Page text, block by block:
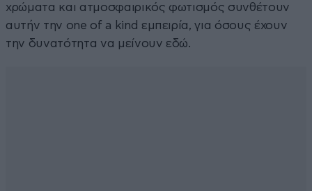
χρώματα και ατμοσφαιρικός φωτισμός συνθέτουν
αυτήν την one of a kind εμπειρία, για όσους έχουν
την δυνατότητα να μείνουν εδώ.